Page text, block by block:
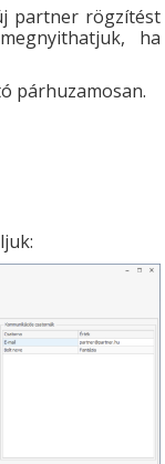
partner rögzítést
ha
párhuzamosan.